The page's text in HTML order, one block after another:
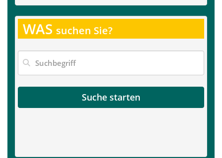
WAS suchen Sie?
Suche starten